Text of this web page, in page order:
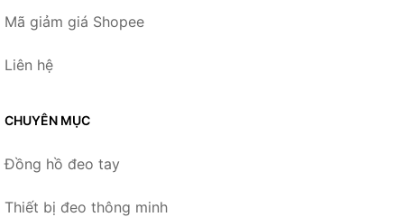
Mã giảm giá Shopee
Liên hệ
CHUYÊN MỤC
Đồng hồ đeo tay
Thiết bị đeo thông minh